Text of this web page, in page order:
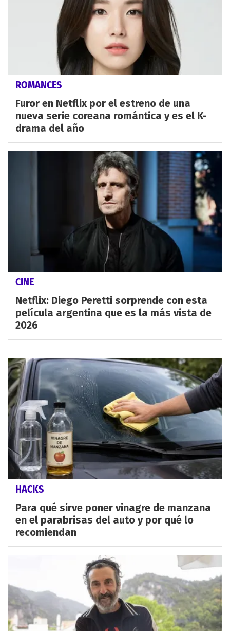
ROMANCES
Furor en Netflix por el estreno de una
nueva serie coreana romántica y es el K-
drama del año
CINE
Netflix: Diego Peretti sorprende con esta
película argentina que es la más vista de
2026
HACKS
Para qué sirve poner vinagre de manzana
en el parabrisas del auto y por qué lo
recomiendan